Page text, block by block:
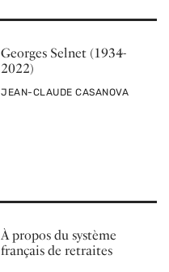
Georges Selnet (1934-
2022)
PAR
JEAN-CLAUDE CASANOVA
À propos du système
français de retraites